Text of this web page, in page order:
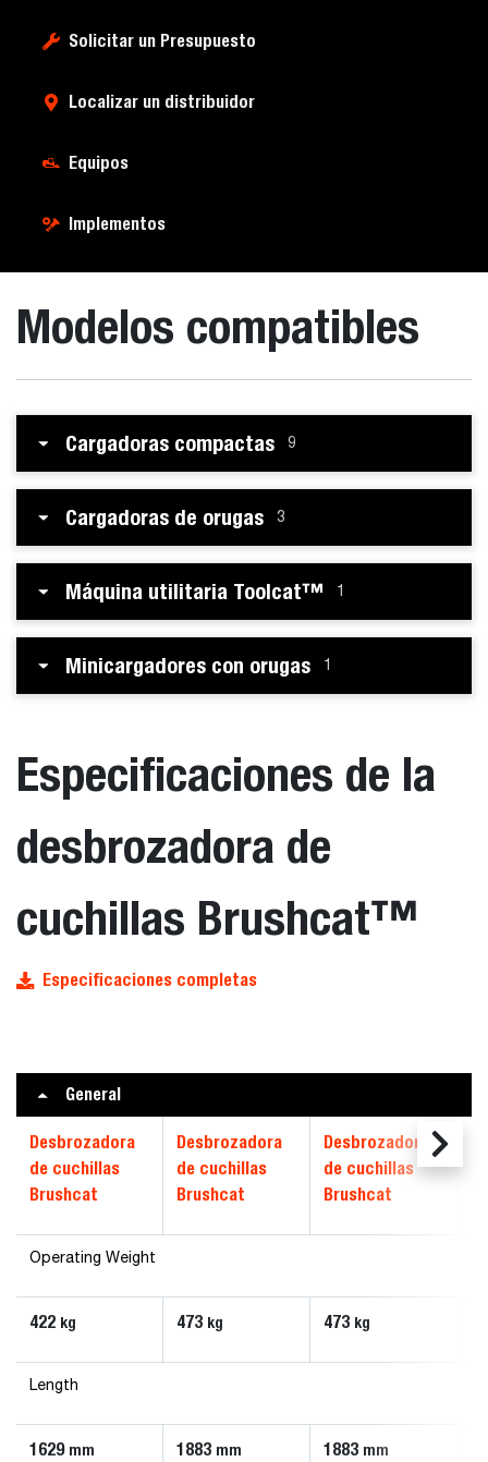
Solicitar un Presupuesto
Localizar un distribuidor
Equipos
Implementos
Modelos compatibles
Cargadoras compactas 9
Cargadoras de orugas 3
Máquina utilitaria Toolcat™ 1
Minicargadores con orugas 1
Especificaciones de la
desbrozadora de
cuchillas Brushcat™
Especificaciones completas
General
Desbrozadora
de cuchillas
Brushcat
Desbrozadora
de cuchillas
Brushcat
Desbrozadora
de cuchillas
Brushcat
Operating Weight
422 kg 473 kg 473 kg
Length
1629 mm 1883 mm 1883 mm